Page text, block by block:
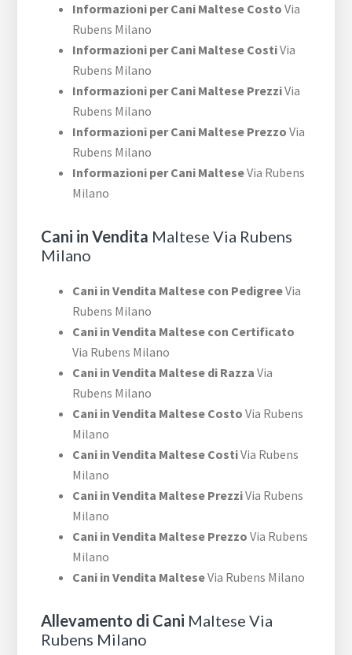
Informazioni per Cani Maltese Costo Via
Rubens Milano
Informazioni per Cani Maltese CostiVia
Rubens Milano
Informazioni per Cani Maltese PrezziVia
Rubens Milano
Informazioni per Cani Maltese Prezzo Via
Rubens Milano
Informazioni per Cani MalteseVia Rubens
Milano
Cani in Vendita Maltese Via Rubens
Milano
Cani in Vendita Maltese con PedigreeVia
Rubens Milano
Cani in Vendita Maltese con Certificato
Via Rubens Milano
Cani in Vendita Maltese di Razza Via
Rubens Milano
Cani in Vendita Maltese Costo Via Rubens
Milano
Cani in Vendita Maltese CostiVia Rubens
Milano
Cani in Vendita Maltese PrezziVia Rubens
Milano
Cani in Vendita Maltese Prezzo Via Rubens
Milano
Cani in Vendita MalteseVia Rubens Milano
Allevamento di Cani Maltese Via
Rubens Milano